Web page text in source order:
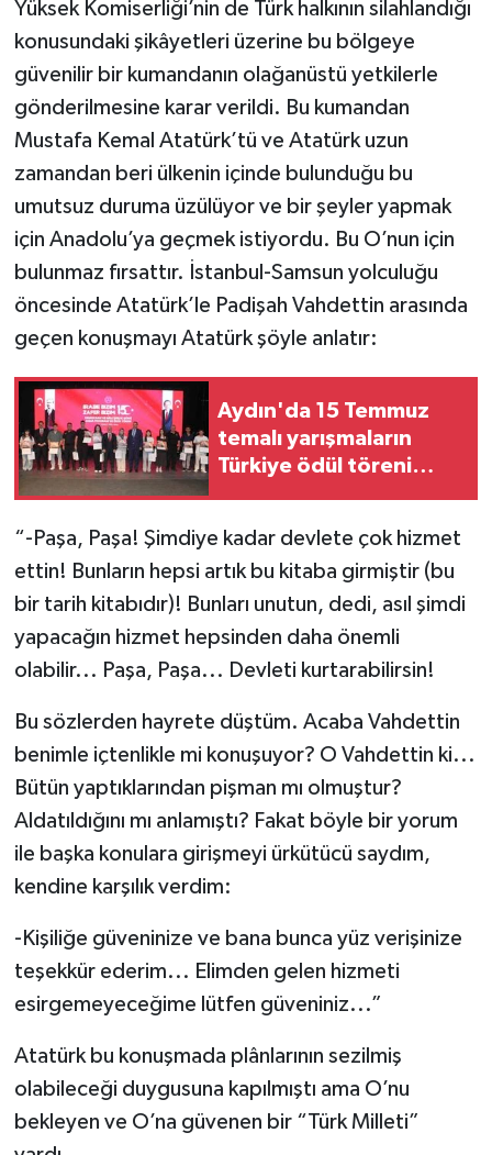
Yüksek Komiserliği’nin de Türk halkının silahlandığı
konusundaki şikâyetleri üzerine bu bölgeye
güvenilir bir kumandanın olağanüstü yetkilerle
gönderilmesine karar verildi. Bu kumandan
Mustafa Kemal Atatürk’tü ve Atatürk uzun
zamandan beri ülkenin içinde bulunduğu bu
umutsuz duruma üzülüyor ve bir şeyler yapmak
için Anadolu’ya geçmek istiyordu. Bu O’nun için
bulunmaz fırsattır. İstanbul-Samsun yolculuğu
öncesinde Atatürk’le Padişah Vahdettin arasında
geçen konuşmayı Atatürk şöyle anlatır:
Aydın'da 15 Temmuz
temalı yarışmaların
Türkiye ödül töreni
“-Paşa, Paşa! Şimdiye kadar devlete çok hizmet
ettin! Bunların hepsi artık bu kitaba girmiştir (bu
bir tarih kitabıdır)! Bunları unutun, dedi, asıl şimdi
yapacağın hizmet hepsinden daha önemli
olabilir... Paşa, Paşa... Devleti kurtarabilirsin!
Bu sözlerden hayrete düştüm. Acaba Vahdettin
benimle içtenlikle mi konuşuyor? O Vahdettin ki...
Bütün yaptıklarından pişman mı olmuştur?
Aldatıldığını mı anlamıştı? Fakat böyle bir yorum
ile başka konulara girişmeyi ürkütücü saydım,
kendine karşılık verdim:
-Kişiliğe güveninize ve bana bunca yüz verişinize
teşekkür ederim... Elimden gelen hizmeti
esirgemeyeceğime lütfen güveniniz...”
Atatürk bu konuşmada plânlarının sezilmiş
olabileceği duygusuna kapılmıştı ama O’nu
bekleyen ve O’na güvenen bir “Türk Milleti”